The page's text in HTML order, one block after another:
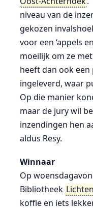
niveau van de
gekozen
voor een ‘appels
moeilijk om ze
heeft dan ook
ingeleverd, waar
Op die manier
maar de jury wil
inzendingen hen
aldus Resy.
Winnaar
Op
Bibliotheek
koffie en iets